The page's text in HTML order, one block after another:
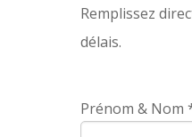
Remplissez
délais.
Prénom & Nom